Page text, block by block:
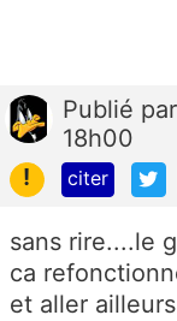
Publié par
18h00
!
citer
sans rire....le
ca
et aller ailleurs